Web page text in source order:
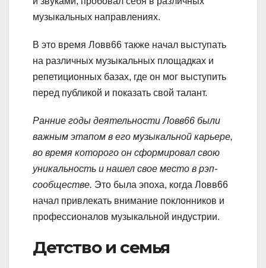
музыкальных направлениях.
В это время Ловв66 также начал выступать
на различных музыкальных площадках и
репетиционных базах, где он мог выступить
перед публикой и показать свой талант.
Ранние годы деятельности Ловв66 были
важным этапом в его музыкальной карьере,
во время которого он сформировал свою
уникальность и нашел свое место в рэп-
сообществе. Это была эпоха, когда Ловв66
начал привлекать внимание поклонников и
профессионалов музыкальной индустрии.
Детство и семья